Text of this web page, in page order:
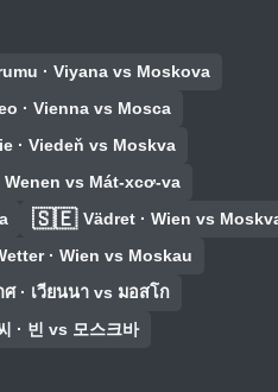
· Viyana vs Moskova
· Vienna vs Mosca
· Viedeň vs Moskva
Wenen vs Mát-xcơ-va
🇸🇪 Vädret · Wien vs
· Wien vs Moskau
· เวียนนา vs มอสโก
· 빈 vs 모스크바